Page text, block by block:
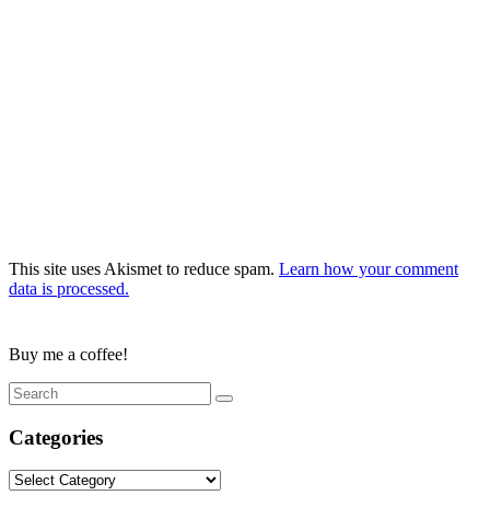
This site uses Akismet to reduce spam. Learn how your comment
data is processed.
Buy me a coffee!
Categories
Categories